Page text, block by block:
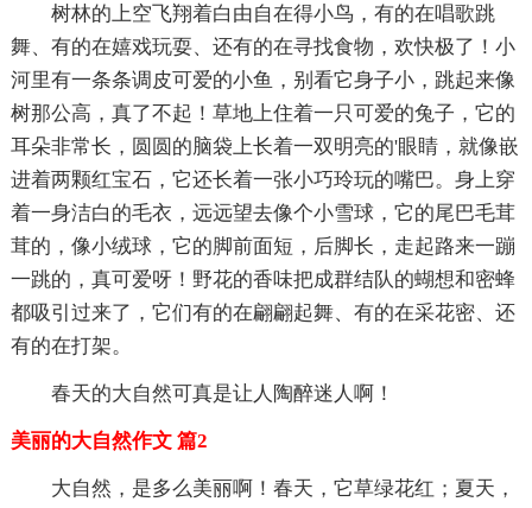
树林的上空飞翔着白由自在得小鸟，有的在唱歌跳
舞、有的在嬉戏玩耍、还有的在寻找食物，欢快极了！小
河里有一条条调皮可爱的小鱼，别看它身子小，跳起来像
树那公高，真了不起！草地上住着一只可爱的兔子，它的
耳朵非常长，圆圆的脑袋上长着一双明亮的'眼睛，就像嵌
进着两颗红宝石，它还长着一张小巧玲玩的嘴巴。身上穿
着一身洁白的毛衣，远远望去像个小雪球，它的尾巴毛茸
茸的，像小绒球，它的脚前面短，后脚长，走起路来一蹦
一跳的，真可爱呀！野花的香味把成群结队的蝴想和密蜂
都吸引过来了，它们有的在翩翩起舞、有的在采花密、还
有的在打架。
春天的大自然可真是让人陶醉迷人啊！
美丽的大自然作文 篇2
大自然，是多么美丽啊！春天，它草绿花红；夏天，